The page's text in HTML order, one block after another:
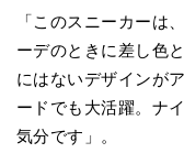
「このスニーカーは
ーデのときに差し色
にはないデザインが
ードでも大活躍。ナ
気分です」。